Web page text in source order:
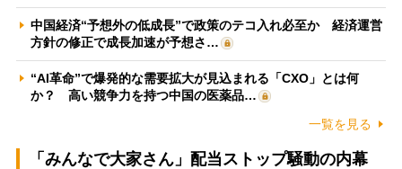
中国経済“予想外の低成長”で政策のテコ入れ必至か 経済運営
方針の修正で成長加速が予想さ…
“AI革命”で爆発的な需要拡大が見込まれる「CXO」とは何
か？ 高い競争力を持つ中国の医薬品…
一覧を見る
「みんなで大家さん」配当ストップ騒動の内幕